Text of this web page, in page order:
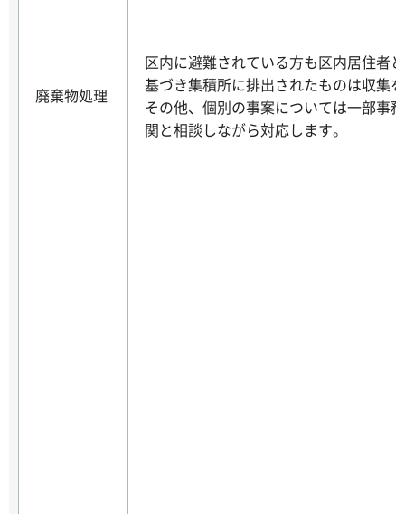
廃棄物処理
区内に避難されている方も区内居住者
基づき集積所に排出されたものは収集
その他、個別の事案については一部事
関と相談しながら対応します。